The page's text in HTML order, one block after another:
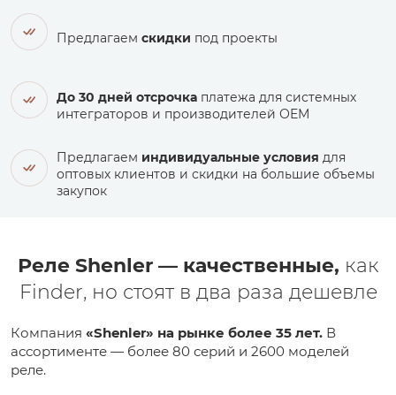
Предлагаем скидки под проекты
До 30 дней отсрочка платежа для системных
интеграторов и производителей ОЕМ
Предлагаем индивидуальные условия для
оптовых клиентов и скидки на большие объемы
закупок
Реле Shenler — качественные, как
Finder, но стоят в два раза дешевле
Компания «Shenler» на рынке более 35 лет. В
ассортименте — более 80 серий и 2600 моделей
реле.